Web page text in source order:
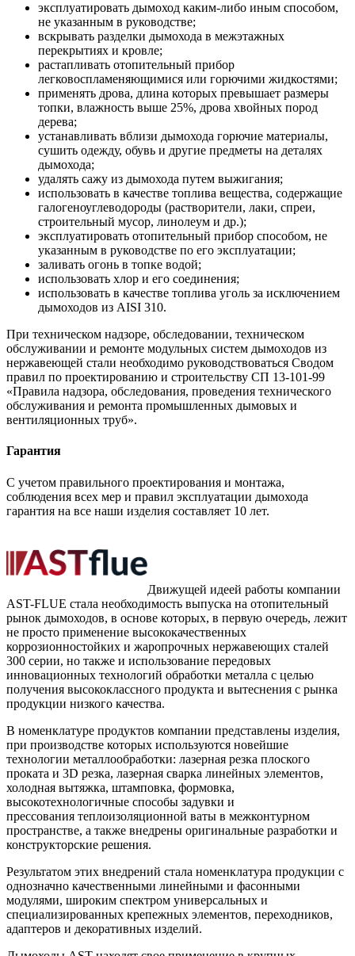
эксплуатировать дымоход каким-либо иным способом,
не указанным в руководстве;
вскрывать разделки дымохода в межэтажных
перекрытиях и кровле;
растапливать отопительный прибор
легковоспламеняющимися или горючими жидкостями;
применять дрова, длина которых превышает размеры
топки, влажность выше 25%, дрова хвойных пород
дерева;
устанавливать вблизи дымохода горючие материалы,
сушить одежду, обувь и другие предметы на деталях
дымохода;
удалять сажу из дымохода путем выжигания;
использовать в качестве топлива вещества, содержащие
галогеноуглеводороды (растворители, лаки, спреи,
строительный мусор, линолеум и др.);
эксплуатировать отопительный прибор способом, не
указанным в руководстве по его эксплуатации;
заливать огонь в топке водой;
использовать хлор и его соединения;
использовать в качестве топлива уголь за исключением
дымоходов из AISI 310.
При техническом надзоре, обследовании, техническом
обслуживании и ремонте модульных систем дымоходов из
нержавеющей стали необходимо руководствоваться Сводом
правил по проектированию и строительству СП 13-101-99
«Правила надзора, обследования, проведения технического
обслуживания и ремонта промышленных дымовых и
вентиляционных труб».
Гарантия
С учетом правильного проектирования и монтажа,
соблюдения всех мер и правил эксплуатации дымохода
гарантия на все наши изделия составляет 10 лет.
Движущей идеей работы компании
AST-FLUE стала необходимость выпуска на отопительный
рынок дымоходов, в основе которых, в первую очередь, лежит
не просто применение высококачественных
коррозионностойких и жаропрочных нержавеющих сталей
300 серии, но также и использование передовых
инновационных технологий обработки металла с целью
получения высококлассного продукта и вытеснения с рынка
продукции низкого качества.
В номенклатуре продуктов компании представлены изделия,
при производстве которых используются новейшие
технологии металлообработки: лазерная резка плоского
проката и 3D резка, лазерная сварка линейных элементов,
холодная вытяжка, штамповка, формовка,
высокотехнологичные способы задувки и
прессования теплоизоляционной ваты в межконтурном
пространстве, а также внедрены оригинальные разработки и
конструкторские решения.
Результатом этих внедрений стала номенклатура продукции с
однозначно качественными линейными и фасонными
модулями, широким спектром универсальных и
специализированных крепежных элементов, переходников,
адаптеров и декоративных изделий.